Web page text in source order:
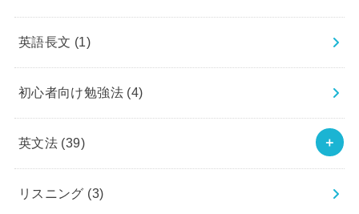
英語長文 (1)
初心者向け勉強法 (4)
英文法 (39)
リスニング (3)